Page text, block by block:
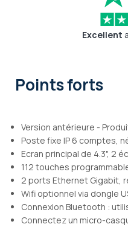
Excellent
Points forts
Version antérieure -
Poste fixe IP 6 comptes,
Ecran principal de 4.3", 2
112 touches
2 ports Ethernet Gigabit,
Wifi optionnel via dongle
Connexion Bluetooth :
Connectez un micro-